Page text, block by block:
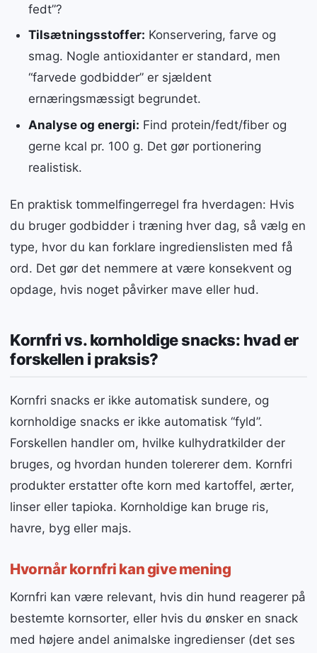
fedt”?
Tilsætningsstoffer: Konservering, farve og
smag. Nogle antioxidanter er standard, men
“farvede godbidder” er sjældent
ernæringsmæssigt begrundet.
Analyse og energi: Find protein/fedt/fiber og
gerne kcal pr. 100 g. Det gør portionering
realistisk.
En praktisk tommelfingerregel fra hverdagen: Hvis
du bruger godbidder i træning hver dag, så vælg en
type, hvor du kan forklare ingredienslisten med få
ord. Det gør det nemmere at være konsekvent og
opdage, hvis noget påvirker mave eller hud.
Kornfri vs. kornholdige snacks: hvad er
forskellen i praksis?
Kornfri snacks er ikke automatisk sundere, og
kornholdige snacks er ikke automatisk “fyld”.
Forskellen handler om, hvilke kulhydratkilder der
bruges, og hvordan hunden tolererer dem. Kornfri
produkter erstatter ofte korn med kartoffel, ærter,
linser eller tapioka. Kornholdige kan bruge ris,
havre, byg eller majs.
Hvornår kornfri kan give mening
Kornfri kan være relevant, hvis din hund reagerer på
bestemte kornsorter, eller hvis du ønsker en snack
med højere andel animalske ingredienser (det ses